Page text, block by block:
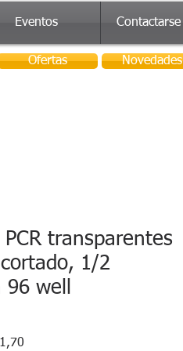
Eventos Contactarse
Ofertas Novedades
PCR transparentes
1/2
96 well